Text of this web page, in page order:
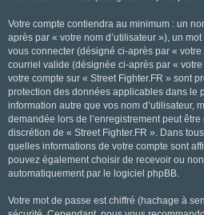
Votre compte contiendra au minimum : un
après par « votre nom d’utilisateur »), un
vous connecter (désigné ci-après par «
courriel valide (désignée ci-après par «
votre compte sur « Street Fighter.FR » sont
protection des données applicables dans le
information autre que vos nom d’utilisateur,
demandée lors de l’enregistrement peut
discrétion de « Street Fighter.FR ». Dans
quelles informations de votre compte sont
pouvez également choisir de recevoir ou
automatiquement par le logiciel phpBB.
Votre mot de passe est chiffré (hachage à